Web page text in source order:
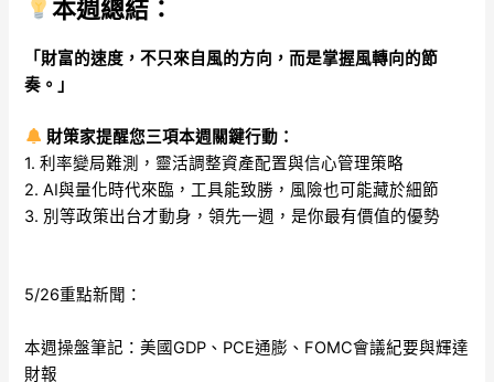
本週總結：
「財富的速度，不只來自風的方向，而是掌握風轉向的節
奏。」
財策家提醒您三項本週關鍵行動：
1. 利率變局難測，靈活調整資產配置與信心管理策略
2. AI與量化時代來臨，工具能致勝，風險也可能藏於細節
3. 別等政策出台才動身，領先一週，是你最有價值的優勢
5/26重點新聞：
本週操盤筆記：美國GDP、PCE通膨、FOMC會議紀要與輝達
財報